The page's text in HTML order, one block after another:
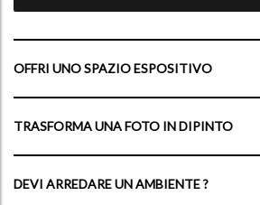
OFFRI UNO SPAZIO ESPOSITIVO
TRASFORMA UNA FOTO IN DIPINTO
DEVI ARREDARE UN AMBIENTE ?